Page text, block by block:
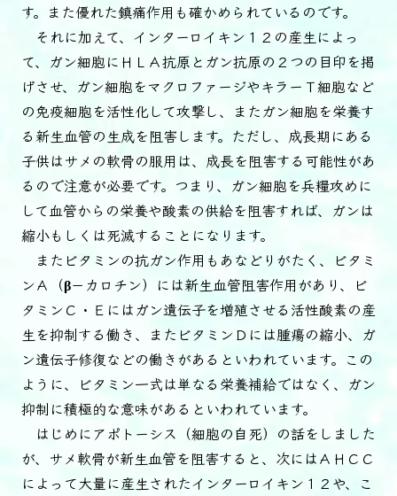
す。また優れた鎮痛作用も確かめられているのです。
それに加えて、インターロイキン１２の産生によっ
て、ガン細胞にＨＬＡ抗原とガン抗原の２つの目印を掲
げさせ、ガン細胞をマクロファージやキラーＴ細胞など
の免疫細胞を活性化して攻撃し、またガン細胞を栄養す
る新生血管の生成を阻害します。ただし、成長期にある
子供はサメの軟骨の服用は、成長を阻害する可能性があ
るので注意が必要です。つまり、ガン細胞を兵糧攻めに
して血管からの栄養や酸素の供給を阻害すれば、ガンは
縮小もしくは死滅することになります。
またビタミンの抗ガン作用もあなどりがたく、ビタミ
ンＡ（β－カロチン）には新生血管阻害作用があり、ビ
タミンＣ・Ｅにはガン遺伝子を増殖させる活性酸素の産
生を抑制する働き、またビタミンＤには腫瘍の縮小、ガ
ン遺伝子修復などの働きがあるといわれています。この
ように、ビタミン一式は単なる栄養補給ではなく、ガン
抑制に積極的な意味があるといわれています。
はじめにアポトーシス（細胞の自死）の話をしました
が、サメ軟骨が新生血管を阻害すると、次にはＡＨＣＣ
によって大量に産生されたインターロイキン１２や、こ